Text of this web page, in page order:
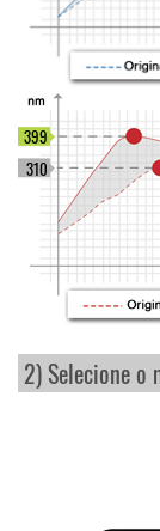
310
399
2) Selecione o